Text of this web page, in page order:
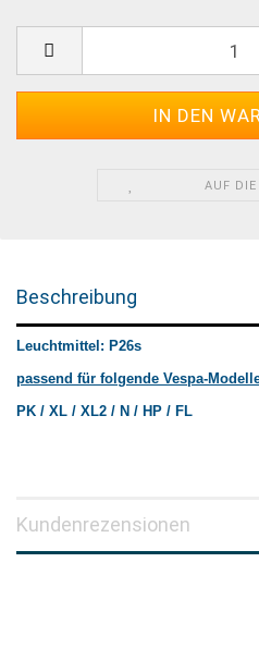
AUF
Beschreibung
Leuchtmittel: P26s
passend für folgende Vespa-
PK / XL / XL2 / N / HP / FL
Kundenrezensionen